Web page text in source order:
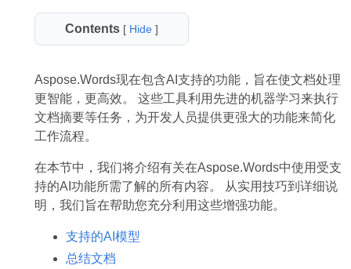
Contents [ Hide]
Aspose.Words现在包含AI支持的功能，旨在使文档处理
更智能，更高效。 这些工具利用先进的机器学习来执行
文档摘要等任务，为开发人员提供更强大的功能来简化
工作流程。
在本节中，我们将介绍有关在Aspose.Words中使用受支
持的AI功能所需了解的所有内容。 从实用技巧到详细说
明，我们旨在帮助您充分利用这些增强功能。
支持的AI模型
总结文档